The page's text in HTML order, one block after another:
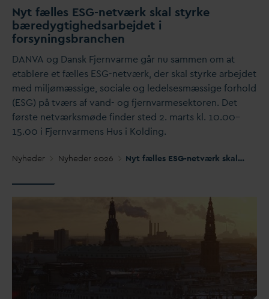
Nyt fælles ESG-netværk skal styrke
bæredygtighedsarbejdet i
forsyningsbranchen
DANVA og Dansk Fjernvarme går nu sammen om at
etablere et fælles ESG-netværk, der skal styrke arbejdet
med miljømæssige, sociale og ledelsesmæssige forhold
(ESG) på tværs af vand- og fjernvarmesektoren. Det
første netværksmøde finder sted 2. marts kl. 10.00–
15.00 i Fjernvarmens Hus i Kolding.
Nyheder Nyheder 2026 Nyt fælles ESG-netværk skal styrke bæredygtighedsarbejdet i forsyningsbranchen